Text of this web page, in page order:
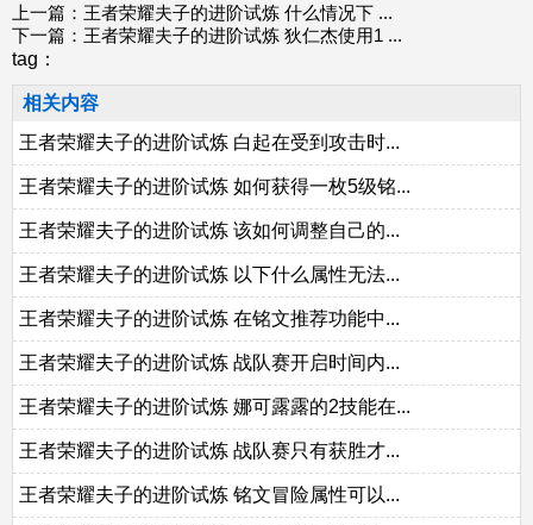
上一篇： 王者荣耀夫子的进阶试炼 什么情况下 ...
下一篇： 王者荣耀夫子的进阶试炼 狄仁杰使用1 ...
tag：
相关内容
王者荣耀夫子的进阶试炼 白起在受到攻击时...
王者荣耀夫子的进阶试炼 如何获得一枚5级铭...
王者荣耀夫子的进阶试炼 该如何调整自己的...
王者荣耀夫子的进阶试炼 以下什么属性无法...
王者荣耀夫子的进阶试炼 在铭文推荐功能中...
王者荣耀夫子的进阶试炼 战队赛开启时间内...
王者荣耀夫子的进阶试炼 娜可露露的2技能在...
王者荣耀夫子的进阶试炼 战队赛只有获胜才...
王者荣耀夫子的进阶试炼 铭文冒险属性可以...